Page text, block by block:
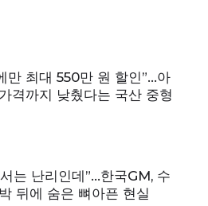
만 최대 550만 원 할인”…아
격까지 낮췄다는 국산 중형
는 난리인데”…한국GM, 수
뒤에 숨은 뼈아픈 현실